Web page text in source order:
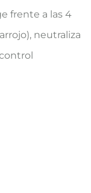
frente a las 4
neutraliza